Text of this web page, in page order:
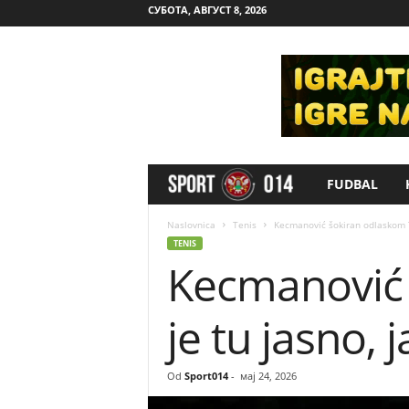
СУБОТА, АВГУСТ 8, 2026
p
t
FUDBAL
Naslovnica Tenis Kecmanović šokiran
TENIS
je tu jasno,
Od Sport014- мај 24, 2026